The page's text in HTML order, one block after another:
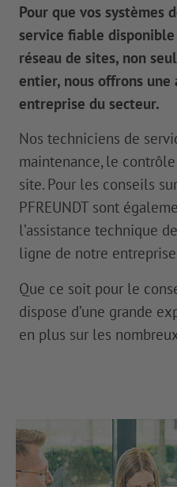
Pour que vos systèmes
service fiable
réseau de sites, non
entier, nous offrons
entreprise du secteur.
Nos techniciens de
maintenance, le
site. Pour les conseils
PFREUNDT sont
l’assistance technique
ligne de notre
Que ce soit pour le
dispose d’une grande
en plus sur les